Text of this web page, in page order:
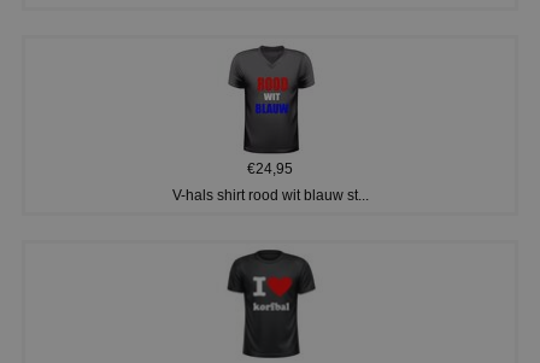
€24,95
V-hals shirt rood wit blauw st...